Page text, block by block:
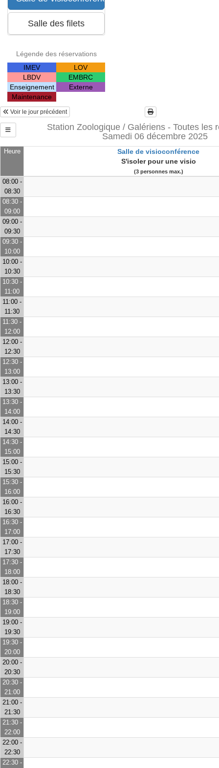
Légende des réservations
IMEV
LOV
LBDV
EMBRC
Enseignement
Externe
Maintenance
Voir le jour précédent
Station Zoologique / Galériens - Toutes les
Samedi 06 décembre 2025
Heure
Salle de visioconférence
S'isoler pour une visio
(3 personnes max.)
08:00 -
08:30
08:30 -
09:00
09:00 -
09:30
09:30 -
10:00
10:00 -
10:30
10:30 -
11:00
11:00 -
11:30
11:30 -
12:00
12:00 -
12:30
12:30 -
13:00
13:00 -
13:30
13:30 -
14:00
14:00 -
14:30
14:30 -
15:00
15:00 -
15:30
15:30 -
16:00
16:00 -
16:30
16:30 -
17:00
17:00 -
17:30
17:30 -
18:00
18:00 -
18:30
18:30 -
19:00
19:00 -
19:30
19:30 -
20:00
20:00 -
20:30
20:30 -
21:00
21:00 -
21:30
21:30 -
22:00
22:00 -
22:30
22:30 -